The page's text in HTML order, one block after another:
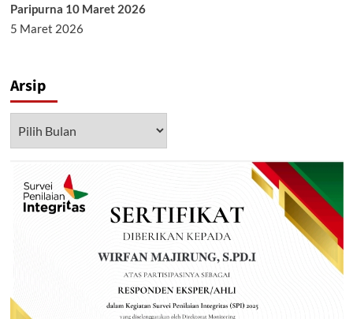
Paripurna 10 Maret 2026
5 Maret 2026
Arsip